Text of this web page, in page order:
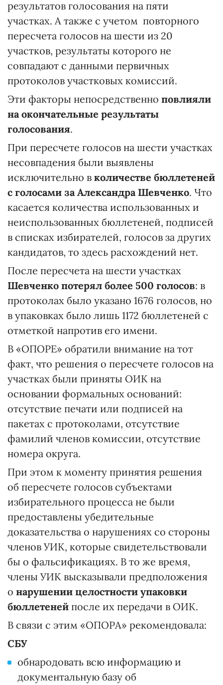
результатов голосования на пяти
участках. А также с учетом повторного
пересчета голосов на шести из 20
участков, результаты которого не
совпадают с данными первичных
протоколов участковых комиссий.
Эти факторы непосредственно повлияли
на окончательные результаты
голосования.
При пересчете голосов на шести участках
несовпадения были выявлены
исключительно в количестве бюллетеней
с голосами за Александра Шевченко. Что
касается количества использованных и
неиспользованных бюллетеней, подписей
в списках избирателей, голосов за других
кандидатов, то здесь расхождений нет.
После пересчета на шести участках
Шевченко потерял более 500 голосов: в
протоколах было указано 1676 голосов, но
в упаковках было лишь 1172 бюллетеней с
отметкой напротив его имени.
В «ОПОРЕ» обратили внимание на тот
факт, что решения о пересчете голосов на
участках были приняты ОИК на
основании формальных оснований:
отсутствие печати или подписей на
пакетах с протоколами, отсутствие
фамилий членов комиссии, отсутствие
номера округа.
При этом к моменту принятия решения
об пересчете голосов субъектами
избирательного процесса не были
предоставлены убедительные
доказательства о нарушениях со стороны
членов УИК, которые свидетельствовали
бы о фальсификациях. В то же время,
члены УИК высказывали предположения
о нарушении целостности упаковки
бюллетеней после их передачи в ОИК.
В связи с этим «ОПОРА» рекомендовала:
СБУ
обнародовать всю информацию и
документальную базу об